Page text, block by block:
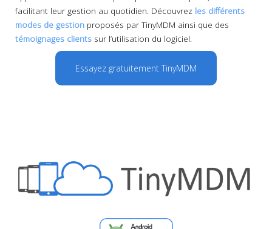
facilitant leur gestion au quotidien. Découvrez les différents
modes de gestion proposés par TinyMDM ainsi que des
témoignages clients sur l’utilisation du logiciel.
Essayez gratuitement TinyMDM